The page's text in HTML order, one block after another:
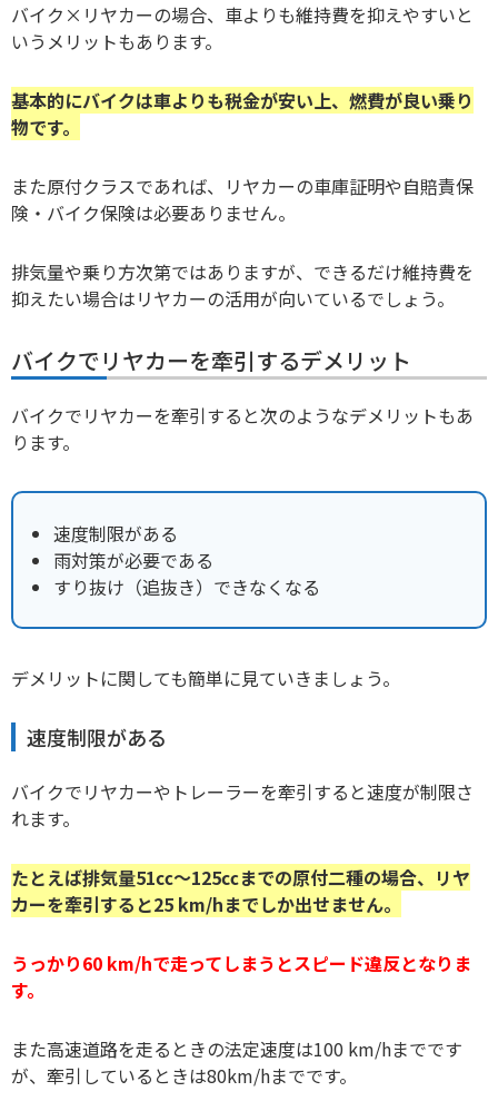
バイク×リヤカーの場合、車よりも維持費を抑えやすいと
いうメリットもあります。
基本的にバイクは車よりも税金が安い上、燃費が良い乗り
物です。
また原付クラスであれば、リヤカーの車庫証明や自賠責保
険・バイク保険は必要ありません。
排気量や乗り方次第ではありますが、できるだけ維持費を
抑えたい場合はリヤカーの活用が向いているでしょう。
バイクでリヤカーを牽引するデメリット
バイクでリヤカーを牽引すると次のようなデメリットもあ
ります。
速度制限がある
雨対策が必要である
すり抜け（追抜き）できなくなる
デメリットに関しても簡単に見ていきましょう。
速度制限がある
バイクでリヤカーやトレーラーを牽引すると速度が制限さ
れます。
たとえば排気量51㏄～125㏄までの原付二種の場合、リヤ
カーを牽引すると25 km/hまでしか出せません。
うっかり60 km/hで走ってしまうとスピード違反となりま
す。
また高速道路を走るときの法定速度は100 km/hまでです
が、牽引しているときは80km/hまでです。